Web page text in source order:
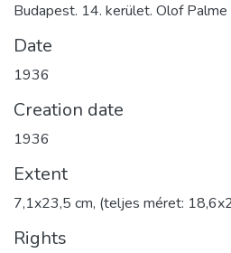
Budapest. 14. kerület. Olof
Date
1936
Creation date
1936
Extent
7,1x23,5 cm, (teljes méret:
Rights